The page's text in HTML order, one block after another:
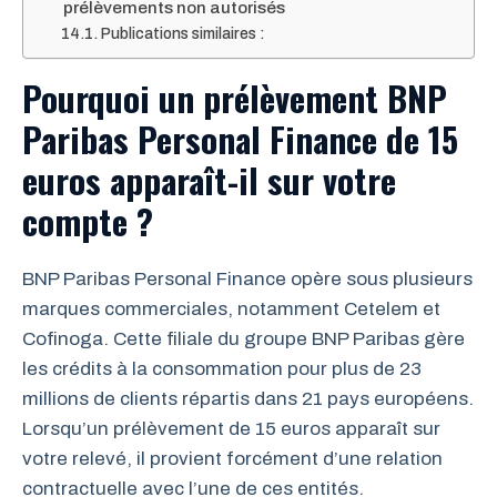
prélèvements non autorisés
Publications similaires :
Pourquoi un prélèvement BNP
Paribas Personal Finance de 15
euros apparaît-il sur votre
compte ?
BNP Paribas Personal Finance opère sous plusieurs
marques commerciales, notamment Cetelem et
Cofinoga. Cette filiale du groupe BNP Paribas gère
les crédits à la consommation pour plus de 23
millions de clients répartis dans 21 pays européens.
Lorsqu’un prélèvement de 15 euros apparaît sur
votre relevé, il provient forcément d’une relation
contractuelle avec l’une de ces entités.